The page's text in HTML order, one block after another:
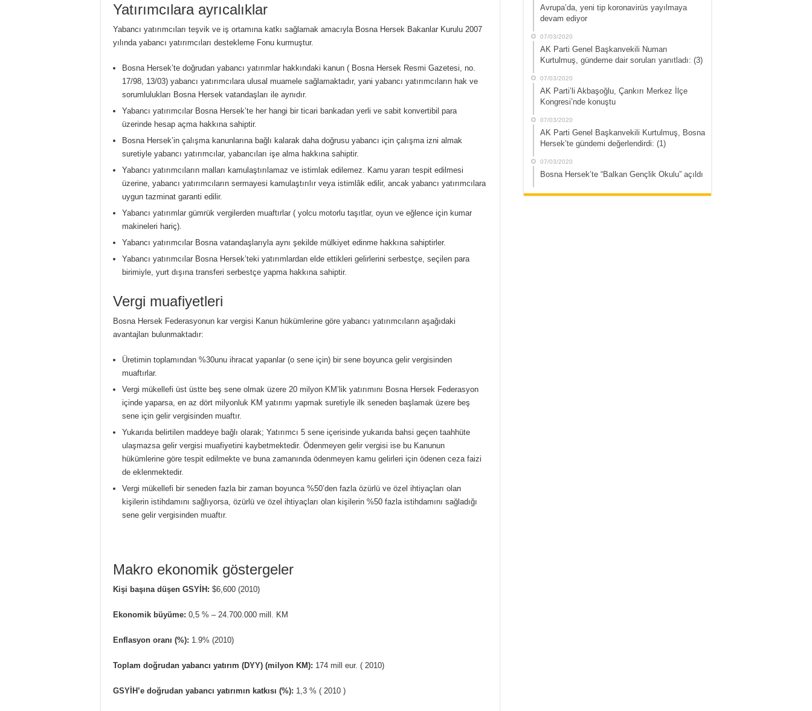
Yatırımcılara ayrıcalıklar
Yabancı yatırımcıları teşvik ve iş ortamına katkı sağlamak amacıyla Bosna Hersek Bakanlar Kurulu 2007
yılında yabancı yatırımcıları destekleme Fonu kurmuştur.
Bosna Hersek’te doğrudan yabancı yatırımlar hakkındaki kanun ( Bosna Hersek Resmi Gazetesi, no.
17/98, 13/03) yabancı yatırımcılara ulusal muamele sağlamaktadır, yani yabancı yatırımcıların hak ve
sorumlulukları Bosna Hersek vatandaşları ile aynıdır.
Yabancı yatırımcılar Bosna Hersek’te her hangi bir ticari bankadan yerli ve sabit konvertibil para
üzerinde hesap açma hakkına sahiptir.
Bosna Hersek’in çalışma kanunlarına bağlı kalarak daha doğrusu yabancı için çalışma izni almak
suretiyle yabancı yatırımcılar, yabancıları işe alma hakkına sahiptir.
Yabancı yatırımcıların malları kamulaştırılamaz ve istimlak edilemez. Kamu yararı tespit edilmesi
üzerine, yabancı yatırımcıların sermayesi kamulaştırılır veya istimlâk edilir, ancak yabancı yatırımcılara
uygun tazminat garanti edilir.
Yabancı yatırımlar gümrük vergilerden muaftırlar ( yolcu motorlu taşıtlar, oyun ve eğlence için kumar
makineleri hariç).
Yabancı yatırımcılar Bosna vatandaşlarıyla aynı şekilde mülkiyet edinme hakkına sahiptirler.
Yabancı yatırımcılar Bosna Hersek’teki yatırımlardan elde ettikleri gelirlerini serbestçe, seçilen para
birimiyle, yurt dışına transferi serbestçe yapma hakkına sahiptir.
Vergi muafiyetleri
Bosna Hersek Federasyonun kar vergisi Kanun hükümlerine göre yabancı yatırımcıların aşağıdaki
avantajları bulunmaktadır:
Üretimin toplamından %30unu ihracat yapanlar (o sene için) bir sene boyunca gelir vergisinden
muaftırlar.
Vergi mükellefi üst üstte beş sene olmak üzere 20 milyon KM’lik yatırımını Bosna Hersek Federasyon
içinde yaparsa, en az dört milyonluk KM yatırımı yapmak suretiyle ilk seneden başlamak üzere beş
sene için gelir vergisinden muaftır.
Yukarıda belirtilen maddeye bağlı olarak; Yatırımcı 5 sene içerisinde yukarıda bahsi geçen taahhüte
ulaşmazsa gelir vergisi muafiyetini kaybetmektedir. Ödenmeyen gelir vergisi ise bu Kanunun
hükümlerine göre tespit edilmekte ve buna zamanında ödenmeyen kamu gelirleri için ödenen ceza faizi
de eklenmektedir.
Vergi mükellefi bir seneden fazla bir zaman boyunca %50’den fazla özürlü ve özel ihtiyaçları olan
kişilerin istihdamını sağlıyorsa, özürlü ve özel ihtiyaçları olan kişilerin %50 fazla istihdamını sağladığı
sene gelir vergisinden muaftır.
Makro ekonomik göstergeler
Kişi başına düşen GSYİH: $6,600 (2010)
Ekonomik büyüme: 0,5 % – 24.700.000 mill. KM
Enflasyon oranı (%): 1.9% (2010)
Toplam doğrudan yabancı yatırım (DYY) (milyon KM): 174 mill eur. ( 2010)
GSYİH’e doğrudan yabancı yatırımın katkısı (%): 1,3 % ( 2010 )
Avrupa’da, yeni tip koronavirüs yayılmaya
devam ediyor
07/03/2020
AK Parti Genel Başkanvekili Numan
Kurtulmuş, gündeme dair soruları yanıtladı: (3)
07/03/2020
AK Parti’li Akbaşoğlu, Çankırı Merkez İlçe
Kongresi’nde konuştu
07/03/2020
AK Parti Genel Başkanvekili Kurtulmuş, Bosna
Hersek’te gündemi değerlendirdi: (1)
07/03/2020
Bosna Hersek’te “Balkan Gençlik Okulu” açıldı